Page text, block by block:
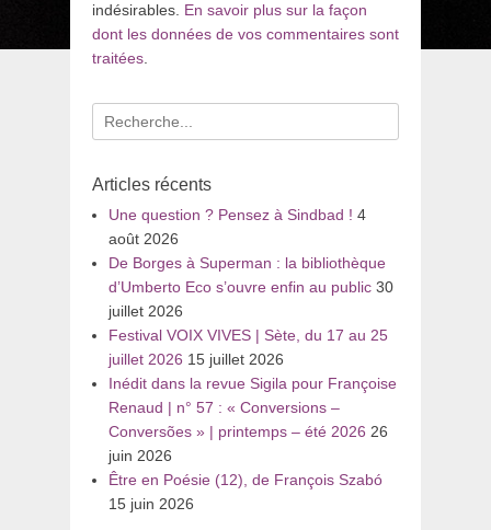
indésirables. En savoir plus sur la façon
dont les données de vos commentaires sont
traitées
Recherche
pour
Articles récents
Une question ? Pensez à Sindbad ! 4
août 2026
De Borges à Superman : la bibliothèque
d’Umberto Eco s’ouvre enfin au public 30
juillet 2026
Festival VOIX VIVES | Sète, du 17 au 25
juillet 2026 15 juillet 2026
Inédit dans la revue Sigila pour Françoise
Renaud | n° 57 : « Conversions –
Conversões » | printemps – été 2026 26
juin 2026
Être en Poésie (12), de François Szabó
15 juin 2026